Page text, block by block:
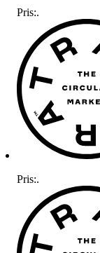
Pris:.
Pris:.